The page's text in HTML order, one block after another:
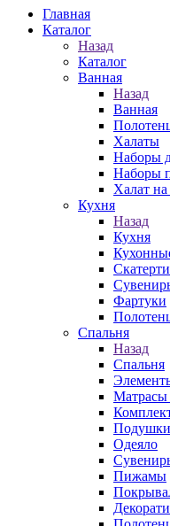
Главная
Каталог
Назад
Каталог
Ванная
Назад
Ванная
Халаты
Наборы
Наборы
Халат на
Кухня
Назад
Кухня
Скатерти
Фартуки
Спальня
Назад
Спальня
Матрасы
Подушки
Одеяло
Пижамы